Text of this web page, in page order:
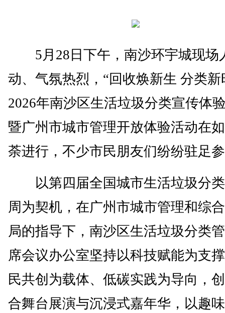
5月28日下午，南沙环宇城现场
动、气氛热烈，“回收焕新生 分类新
2026年南沙区生活垃圾分类宣传体
暨广州市城市管理开放体验活动在
荼进行，不少市民朋友们纷纷驻足
以第四届全国城市生活垃圾分
周为契机，在广州市城市管理和综
局的指导下，南沙区生活垃圾分类
席会议办公室坚持以科技赋能为支
民共创为载体、低碳实践为导向，
合舞台展演与沉浸式嘉年华，以趣